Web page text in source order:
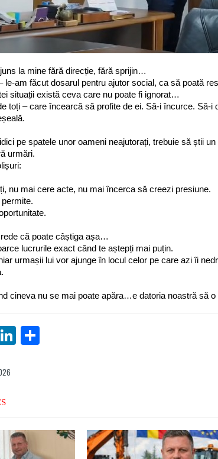
la mine fără direcție, fără sprijin…
le-am făcut dosarul pentru ajutor social, ca să poată
situații există ceva care nu poate fi ignorat…
toți – care încearcă să profite de ei. Să-i încurce. Să-
pe spatele unor oameni neajutorați, trebuie să știi un
urmări.
nu mai cere acte, nu mai încerca să creezi presiune.
că poate câștiga așa…
lucrurile exact când te aștepți mai puțin.
urmașii lui vor ajunge în locul celor pe care azi îi
cineva nu se mai poate apăra…e datoria noastră să o
TwitterLinkedIn